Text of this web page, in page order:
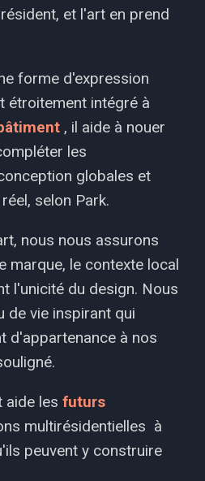
et l'art en prend
forme d'expression
étroitement intégré à
, il aide à nouer
les
globales et
selon Park.
nous nous assurons
marque, le contexte local
l'unicité du design. Nous
de vie inspirant qui
d'appartenance à nos
aide les futurs
multirésidentielles à
peuvent y construire